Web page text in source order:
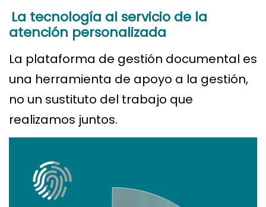
La tecnología al servicio de la
atención personalizada
La plataforma de gestión documental es
una herramienta de apoyo a la gestión,
no un sustituto del trabajo que
realizamos juntos.